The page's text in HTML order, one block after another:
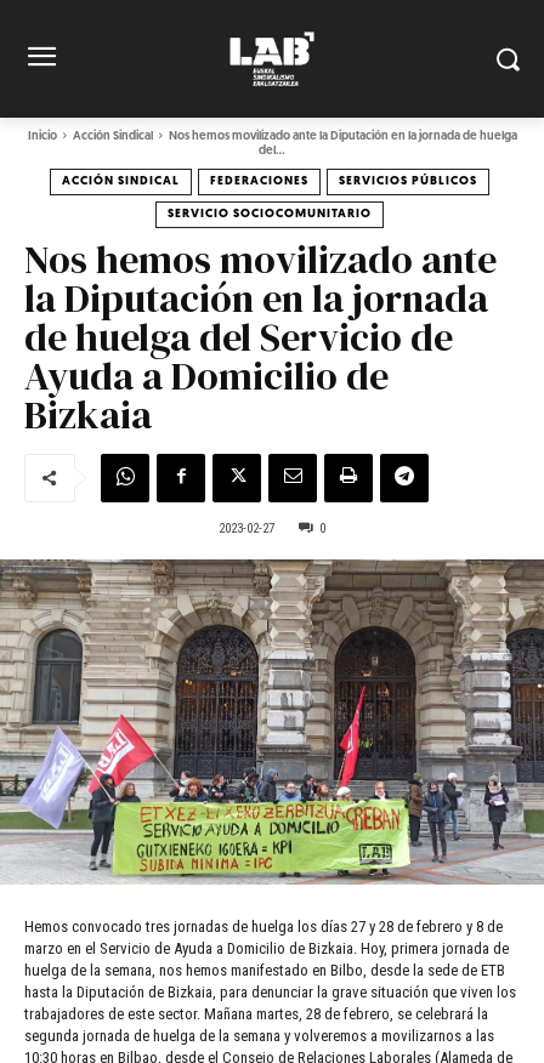
Inicio Acción Sindical
Nos hemos movilizado ante la Diputación en la jornada de huelga
del...
ACCIÓN SINDICAL FEDERACIONES SERVICIOS PÚBLICOS
SERVICIO SOCIOCOMUNITARIO
Nos hemos movilizado ante
la Diputación en la jornada
de huelga del Servicio de
Ayuda a Domicilio de
Bizkaia
2023-02-27 0
Hemos convocado tres jornadas de huelga los días 27 y 28 de febrero y 8 de
marzo en el Servicio de Ayuda a Domicilio de Bizkaia. Hoy, primera jornada de
huelga de la semana, nos hemos manifestado en Bilbo, desde la sede de ETB
hasta la Diputación de Bizkaia, para denunciar la grave situación que viven los
trabajadores de este sector. Mañana martes, 28 de febrero, se celebrará la
segunda jornada de huelga de la semana y volveremos a movilizarnos a las
10:30 horas en Bilbao, desde el Consejo de Relaciones Laborales (Alameda de